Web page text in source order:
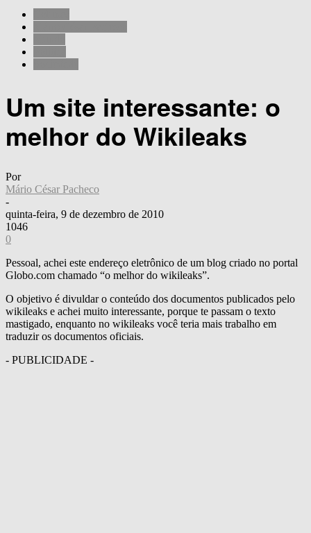
Um site interessante: o
melhor do Wikileaks
Por
Mário César Pacheco
-
quinta-feira, 9 de dezembro de 2010
1046
0
Pessoal, achei este endereço eletrônico de um blog criado no portal
Globo.com chamado “o melhor do wikileaks”.
O objetivo é divuldar o conteúdo dos documentos publicados pelo
wikileaks e achei muito interessante, porque te passam o texto
mastigado, enquanto no wikileaks você teria mais trabalho em
traduzir os documentos oficiais.
- PUBLICIDADE -